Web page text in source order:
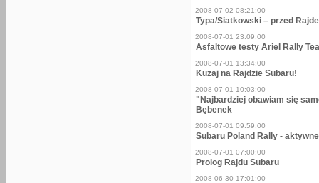
2008-07-02 08:21:00
Typa/Siatkowski – przed
2008-07-01 23:09:00
Asfaltowe testy Ariel Rally
2008-07-01 13:34:00
Kuzaj na Rajdzie Subaru!
2008-07-01 10:03:00
"Najbardziej obawiam się
Bębenek
2008-07-01 09:59:00
Subaru Poland Rally -
2008-07-01 07:00:00
Prolog Rajdu Subaru
2008-06-30 17:01:00